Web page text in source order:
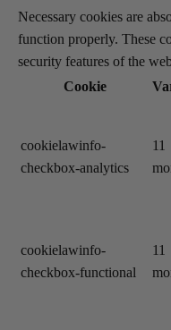
Necessary cookies are
function properly. These
security features of the
Cookie
cookielawinfo-
checkbox-analytics
11
cookielawinfo-
checkbox-functional
11